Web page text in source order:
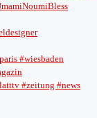
#wiesbaden
#zeitung #news